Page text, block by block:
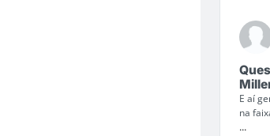
E aí
na
...